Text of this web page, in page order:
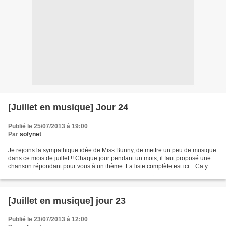
[Juillet en musique] Jour 24
Publié le 25/07/2013 à 19:00
Par sofynet
Je rejoins la sympathique idée de Miss Bunny, de mettre un peu de musique
dans ce mois de juillet !! Chaque jour pendant un mois, il faut proposé une
chanson répondant pour vous à un thème. La liste complète est ici... Ca y
[Juillet en musique] jour 23
Publié le 23/07/2013 à 12:00